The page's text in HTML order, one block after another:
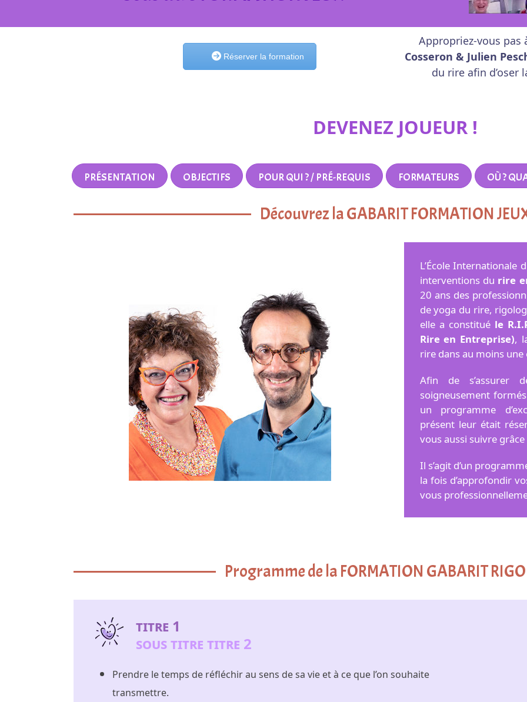
Réserver la formation
Appropriez-vous pas
Cosseron & Julien
du rire afin
DEVENEZ JOUEUR !
PRÉSENTATION OBJECTIFS POUR QUI ? / PRÉ-REQUIS FORMATEURS OÙ ?
Découvrez la GABARIT FORMATION
L’École Internationale
interventions du rire
20 ans des
de yoga du rire,
elle a constitué le
Rire en Entreprise),
rire dans au moins
Afin de s’assurer
soigneusement
un programme
présent leur était
vous aussi suivre
Il s’agit d’un
la fois d’approfondir
vous
Programme de la FORMATION GABARIT
TITRE 1
SOUS TITRE TITRE 2
Prendre le temps de réfléchir au sens de sa vie et à ce que l’on souhaite
transmettre.